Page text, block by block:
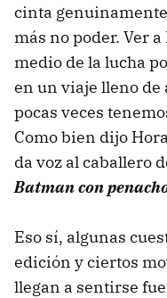
cinta
más no poder. Ver
medio de la lucha
en un viaje lleno
pocas veces
Como bien dijo
da voz al caballero
Batman con
Eso sí, algunas
edición y ciertos
llegan a sentirse